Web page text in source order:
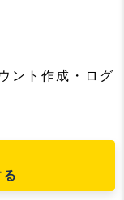
ント作成・ログ